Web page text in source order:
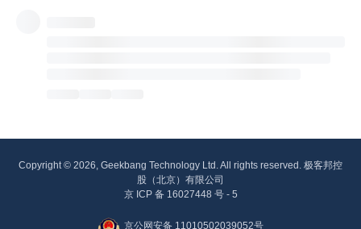
Copyright © 2026, Geekbang Technology Ltd. All rights reserved. 极客邦控
股（北京）有限公司
京 ICP 备 16027448 号 - 5
京公网安备 11010502039052号